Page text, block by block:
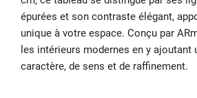
épurées et son contraste élégant,
unique à votre espace. Conçu par
les intérieurs modernes en y ajoutant
caractère, de sens et de raffinement.